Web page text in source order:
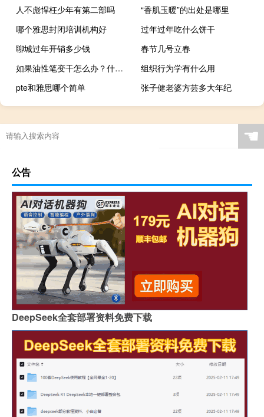
人不彪悍枉少年有第二部吗
“香肌玉暖”的出处是哪里
哪个雅思封闭培训机构好
过年过年吃什么饼干
聊城过年开销多少钱
春节几号立春
如果油性笔变干怎么办？什么梗
组织行为学有什么用
pte和雅思哪个简单
张子健老婆方芸多大年纪
☚
公告
DeepSeek全套部署资料免费下载